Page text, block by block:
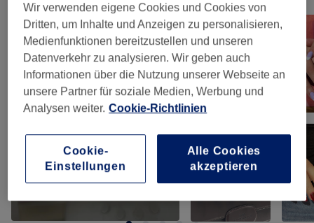
Bild anklicken für weitere Details
Wir verwenden eigene Cookies und Cookies von
Dritten, um Inhalte und Anzeigen zu personalisieren,
Medienfunktionen bereitzustellen und unseren
Datenverkehr zu analysieren. Wir geben auch
Informationen über die Nutzung unserer Webseite an
unsere Partner für soziale Medien, Werbung und
Analysen weiter. Cookie-Richtlinien
Alle Cookies
akzeptieren
Cookie-
Einstellungen